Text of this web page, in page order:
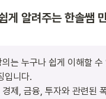
게 알려주는 한솔쌤
는 누구나 쉽게 이해할
입니다.
제, 금융, 투자와 관련된